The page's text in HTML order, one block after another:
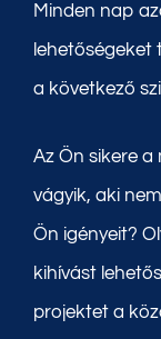
Minden nap
lehetőségeket
a következő
Az Ön sikere a
vágyik, aki
Ön igényeit?
kihívást
projektet a